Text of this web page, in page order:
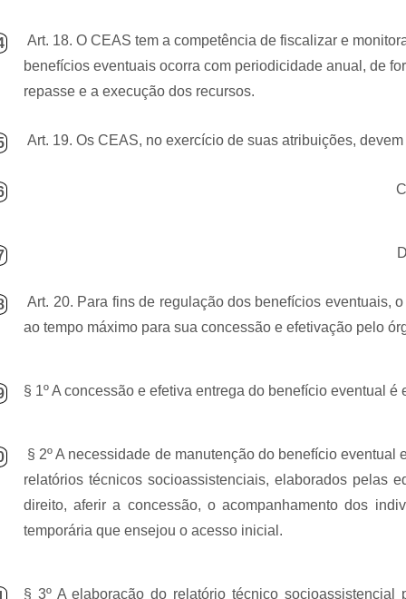
Art. 18. O CEAS tem a competência de fiscalizar e
benefícios eventuais ocorra com periodicidade anual, de
repasse e a execução dos recursos.
Art. 19. Os CEAS, no exercício de suas atribuições,
Art. 20. Para fins de regulação dos benefícios eventuais,
ao tempo máximo para sua concessão e efetivação pelo
§ 1º A concessão e efetiva entrega do benefício eventual
§ 2º A necessidade de manutenção do benefício
relatórios técnicos socioassistenciais, elaborados pelas
direito, aferir a concessão, o acompanhamento dos
temporária que ensejou o acesso inicial.
§ 3º A elaboração do relatório técnico